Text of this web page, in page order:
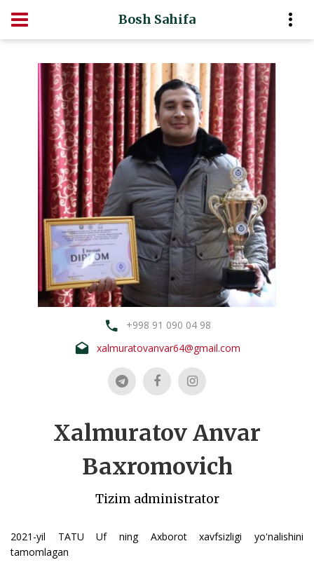
Bosh Sahifa
+998 91 090 04 98
xalmuratovanvar64@gmail.com
Xalmuratov Anvar
Baxromovich
Tizim administrator
2021-yil TATU Uf ning Axborot xavfsizligi yo'nalishini
tamomlagan